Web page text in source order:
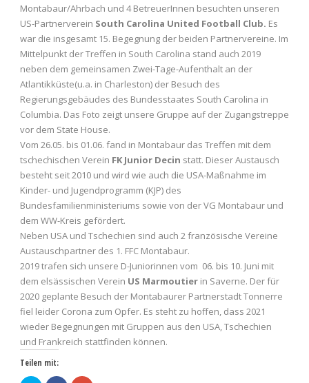
Montabaur/Ahrbach und 4 BetreuerInnen besuchten unseren
US-Partnerverein South Carolina United Football Club. Es
war die insgesamt 15. Begegnung der beiden Partnervereine. Im
Mittelpunkt der Treffen in South Carolina stand auch 2019
neben dem gemeinsamen Zwei-Tage-Aufenthalt an der
Atlantikküste(u.a. in Charleston) der Besuch des
Regierungsgebäudes des Bundesstaates South Carolina in
Columbia. Das Foto zeigt unsere Gruppe auf der Zugangstreppe
vor dem State House.
Vom 26.05. bis 01.06. fand in Montabaur das Treffen mit dem
tschechischen Verein FK Junior Decin statt. Dieser Austausch
besteht seit 2010 und wird wie auch die USA-Maßnahme im
Kinder- und Jugendprogramm (KJP) des
Bundesfamilienministeriums sowie von der VG Montabaur und
dem WW-Kreis gefördert.
Neben USA und Tschechien sind auch 2 französische Vereine
Austauschpartner des 1. FFC Montabaur.
2019 trafen sich unsere D-Juniorinnen vom 06. bis 10. Juni mit
dem elsässischen Verein US Marmoutier in Saverne. Der für
2020 geplante Besuch der Montabaurer Partnerstadt Tonnerre
fiel leider Corona zum Opfer. Es steht zu hoffen, dass 2021
wieder Begegnungen mit Gruppen aus den USA, Tschechien
und Frankreich stattfinden können.
Teilen mit: